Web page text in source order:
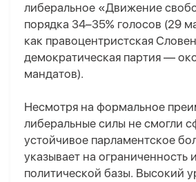
либеральное «Движение
порядка 34–35% голосов (29
как правоцентристская
демократическая партия —
мандатов).
Несмотря на формальное
либеральные силы не смогли
устойчивое парламентское
указывает на ограниченность
политической базы. Высокий